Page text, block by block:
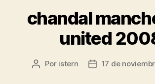
chandal
united
Autor
Por istern
Fecha
17 de